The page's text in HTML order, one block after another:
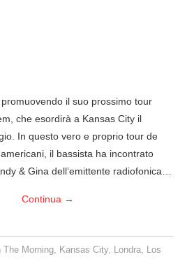
il suo prossimo tour
che esordirà a Kansas City il
In questo vero e proprio tour de
il bassista ha incontrato
& Gina dell’emittente radiofonica…
Continua →
The Morning Kansas City, Londra
Los